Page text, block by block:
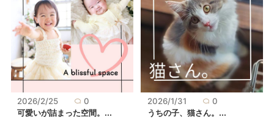
2026/2/25
0
可愛いが詰まった空間。...
2026/1/31
0
うちの子、猫さん。...